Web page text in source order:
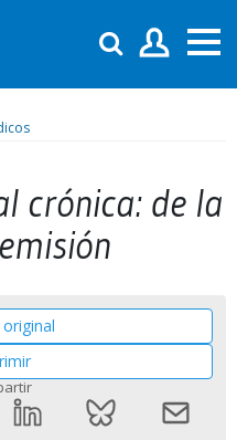
crónica: de la